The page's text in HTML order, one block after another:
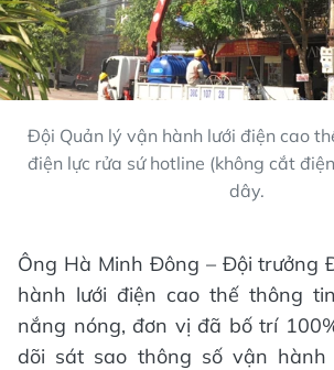
Đội Quản lý vận hành lưới điện cao
điện lực rửa sứ hotline (không cắt
dây.
Ông Hà Minh Đông – Đội trưởng
hành lưới điện cao thế thông
nắng nóng, đơn vị đã bố trí
dõi sát sao thông số vận